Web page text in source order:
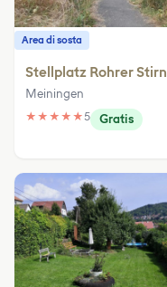
Area di sosta
Stellplatz Rohrer Stirn
Meiningen
★ ★ ★ ★ ★5 Gratis